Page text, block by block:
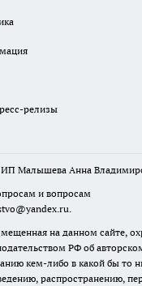
релизы
ИП Малышева Анна
и вопросам
на данном сайте,
РФ об
кем-либо в какой бы то
распространению,